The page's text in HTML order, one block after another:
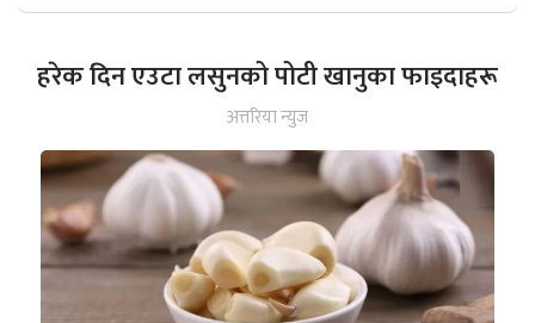
हरेक दिन एउटा लसुनको पोटी खानुका फाइदाहरू
अत्तरिया न्युज